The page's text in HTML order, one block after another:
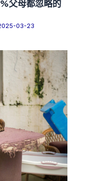
父母都忽略的
03-23